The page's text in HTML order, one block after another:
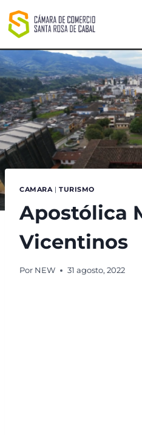
CAMARA|TURISMO
Apostólica
Vicentinos
Por NEW 31 agosto, 2022